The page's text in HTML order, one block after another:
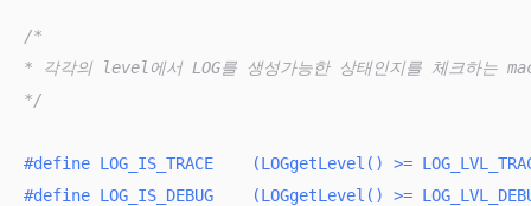
/*
* 각각의 level에서 LOG를 생성가능한 상태인지를 체크하는
*/
#define LOG_IS_TRACE    (LOGgetLevel() >=
#define LOG_IS_DEBUG    (LOGgetLevel() >=